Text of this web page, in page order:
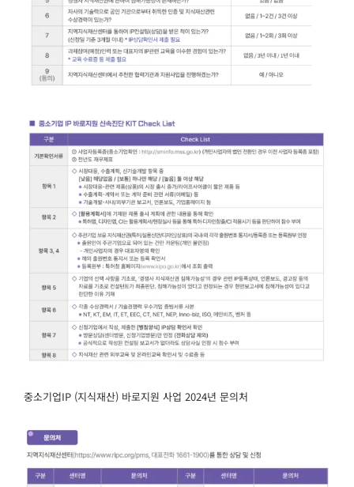
중소기업IP (지식재산) 바로지원 사업 2024년 문의처